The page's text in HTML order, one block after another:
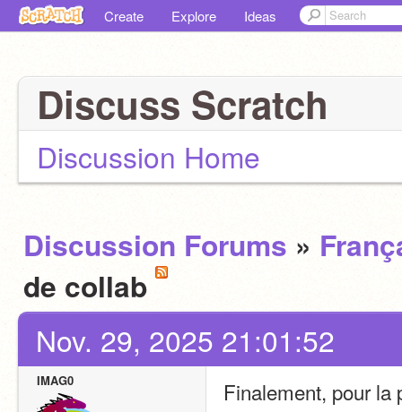
Create Explore Ideas
Discuss Scratch
Discussion Home
Discussion Forums »
de collab
Nov. 29, 2025 21:01:52
IMAG0
Finalement, pour la